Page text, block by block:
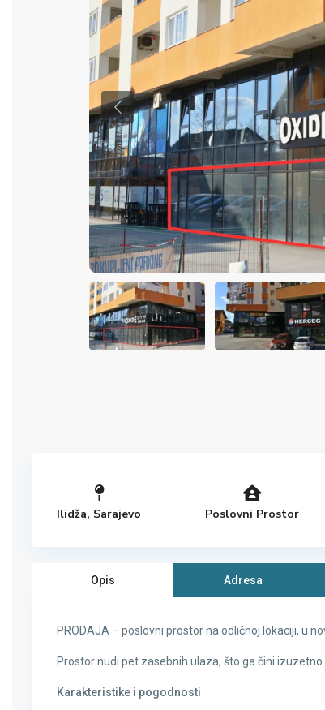
Ilidža, Sarajevo Poslovni Prostor
Opis Adresa
PRODAJA – poslovni prostor na odličnoj lokaciji, u
Prostor nudi pet zasebnih ulaza, što ga čini
Karakteristike i pogodnosti